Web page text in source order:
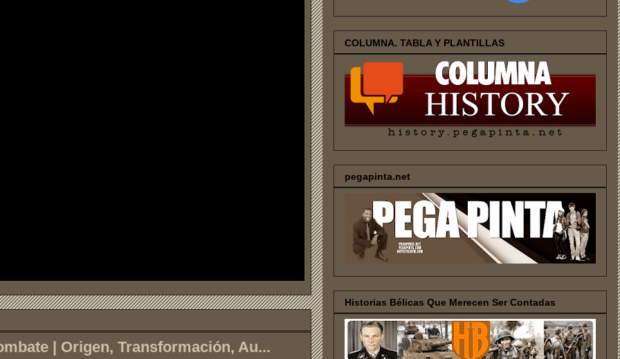
| Origen, Transformación, Au...
COLUMNA. TABLA Y PLANTILLAS
pegapinta.net
Historias Bélicas Que Merecen Ser Contadas